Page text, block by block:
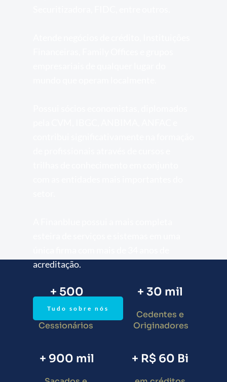
acreditação.
Tudo sobre nós
+ 500
Cessionários
+ 30 mil
Cedentes e
Originadores
+ 900 mil + R$ 60 Bi